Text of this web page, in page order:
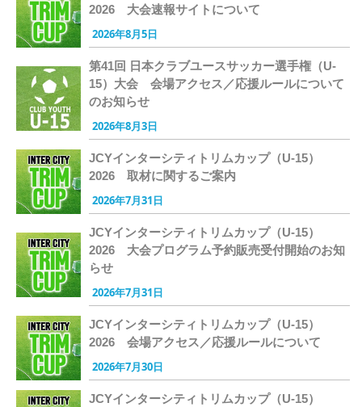
2026 大会速報サイトについて
2026年8月5日
第41回 日本クラブユースサッカー選手権（U-
15）大会 会場アクセス／応援ルールについて
のお知らせ
2026年8月3日
JCYインターシティトリムカップ（U-15）
2026 取材に関するご案内
2026年7月31日
JCYインターシティトリムカップ（U-15）
2026 大会プログラム予約販売受付開始のお知
らせ
2026年7月31日
JCYインターシティトリムカップ（U-15）
2026 会場アクセス／応援ルールについて
2026年7月30日
JCYインターシティトリムカップ（U-15）